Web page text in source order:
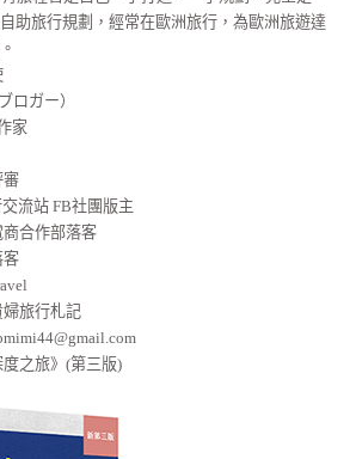
助旅行規劃，經常在歐洲旅行，為歐洲旅遊達
ロガー）
家
審
流站 FB社團版主
合作部落客
客
旅行札記
之旅》(第三版)